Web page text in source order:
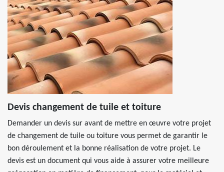
Devis changement de tuile et toiture
Demander un devis sur avant de mettre en œuvre votre projet
de changement de tuile ou toiture vous permet de garantir le
bon déroulement et la bonne réalisation de votre projet. Le
devis est un document qui vous aide à assurer votre meilleure